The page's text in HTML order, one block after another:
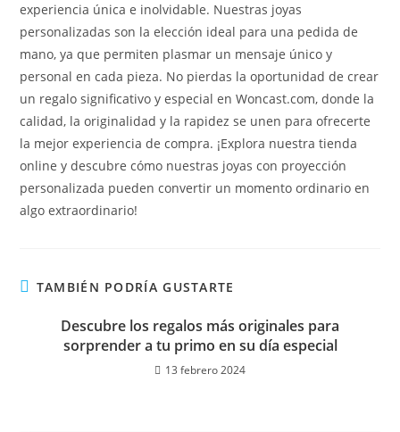
experiencia única e inolvidable. Nuestras joyas
personalizadas son la elección ideal para una pedida de
mano, ya que permiten plasmar un mensaje único y
personal en cada pieza. No pierdas la oportunidad de crear
un regalo significativo y especial en Woncast.com, donde la
calidad, la originalidad y la rapidez se unen para ofrecerte
la mejor experiencia de compra. ¡Explora nuestra tienda
online y descubre cómo nuestras joyas con proyección
personalizada pueden convertir un momento ordinario en
algo extraordinario!
TAMBIÉN PODRÍA GUSTARTE
Descubre los regalos más originales para
sorprender a tu primo en su día especial
13 febrero 2024